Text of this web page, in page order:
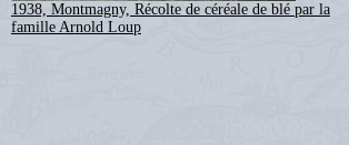
1938, Montmagny, Récolte de céréale de blé par la
famille Arnold Loup